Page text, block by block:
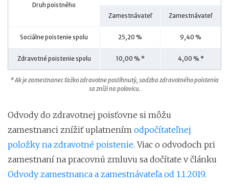
* Ak je zamestnanec ťažko zdravotne postihnutý, sadzba zdravotného poistenia
sa zníži na polovicu.
Druh poistného
Zamestnávateľ Zamestnávateľ
Sociálne poistenie spolu 25,20 % 9,40 %
Zdravotné poistenie spolu 10,00 % * 4,00 % *
Odvody do zdravotnej poisťovne si môžu
zamestnanci znížiť uplatnením odpočítateľnej
položky na zdravotné poistenie. Viac o odvodoch pri
zamestnaní na pracovnú zmluvu sa dočítate v článku
Odvody zamestnanca a zamestnávateľa od 1.1.2019.